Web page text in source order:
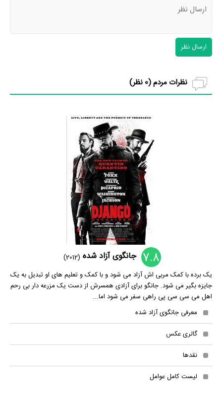
ارسال نظر
نظرات مردم (0 نظر)
7.8 جانگوی آزاد شده (2012)
یک برده با کمک مربی اش آزاد می شود و با کمک و تعلیم های او تبدیل به یک
جایزه بگیر می شود. جانگو برای آزادی همسرش از دست یک مزرعه دار بی رحم
اهل می سی سی پی راهی سفر می شود اما...
معرفی جانگوی آزاد شده
گالری عکس
نقدها
لیست کامل عوامل